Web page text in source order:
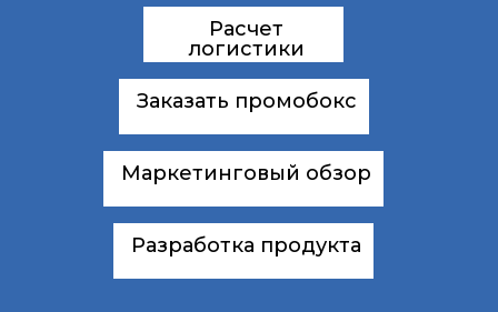
Расчет
логистики
Заказать промобокс
Маркетинговый обзор
Разработка продукта